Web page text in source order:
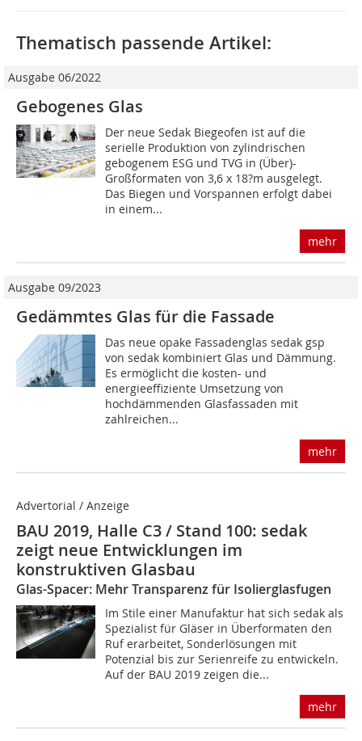
Thematisch passende Artikel:
Ausgabe 06/2022
Gebogenes Glas
Der neue Sedak Biegeofen ist auf die
serielle Produktion von zylindrischen
gebogenem ESG und TVG in (Über)-
Großformaten von 3,6 x 18?m ausgelegt.
Das Biegen und Vorspannen erfolgt dabei
in einem...
mehr
Ausgabe 09/2023
Gedämmtes Glas für die Fassade
Das neue opake Fassadenglas sedak gsp
von ­sedak kombiniert Glas und Dämmung.
Es ermöglicht die ­kosten- und
energieeffiziente Umsetzung von
hochdämmenden Glasfassaden mit
zahlreichen...
mehr
Advertorial / Anzeige
BAU 2019, Halle C3 / Stand 100: sedak
zeigt neue Entwicklungen im
konstruktiven Glasbau
Glas-Spacer: Mehr Transparenz für Isolierglasfugen
Im Stile einer Manufaktur hat sich sedak als
Spezialist für Gläser in Überformaten den
Ruf erarbeitet, Sonderlösungen mit
Potenzial bis zur Serienreife zu entwickeln.
Auf der BAU 2019 zeigen die...
mehr